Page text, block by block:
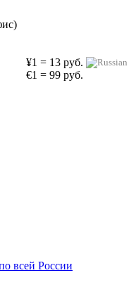
¥1 = 13 руб.
€1 = 99 руб.
всей России